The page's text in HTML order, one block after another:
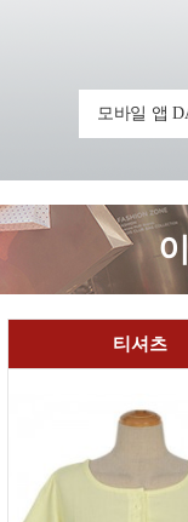
모바일 앱
티셔츠